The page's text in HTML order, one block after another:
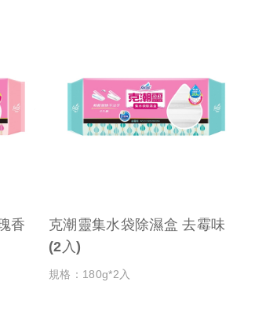
克潮靈集水袋除濕盒 去霉味
(2入)
規格：180g*2入